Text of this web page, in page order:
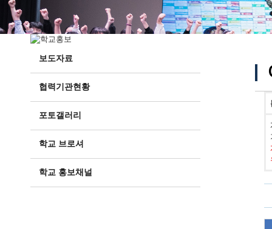
전경사진
보도자료
협력기관현황
포토갤러리
학교 브로셔
학교 홍보채널